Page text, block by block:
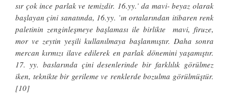
sır çok ince parlak ve temizdir. 16.yy.’ da mavi- beyaz olarak
başlayan çini sanatında, 16.yy. ’ın ortalarından itibaren renk
paletinin zenginleşmeye başlaması ile birlikte mavi, firuze,
mor ve zeytin yeşili kullanılmaya başlanmıştır. Daha sonra
mercan kırmızı ilave edilerek en parlak dönemini yaşamıştır.
17. yy. baslarında çini desenlerinde bir farklılık görülmez
iken, teknikte bir gerileme ve renklerde bozulma görülmüştür.
[10]